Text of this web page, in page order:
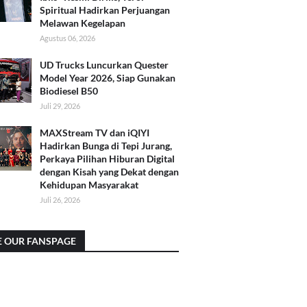
Spiritual Hadirkan Perjuangan
Melawan Kegelapan
Agustus 06, 2026
UD Trucks Luncurkan Quester
Model Year 2026, Siap Gunakan
Biodiesel B50
Juli 29, 2026
MAXStream TV dan iQIYI
Hadirkan Bunga di Tepi Jurang,
Perkaya Pilihan Hiburan Digital
dengan Kisah yang Dekat dengan
Kehidupan Masyarakat
Juli 26, 2026
OUR FANSPAGE